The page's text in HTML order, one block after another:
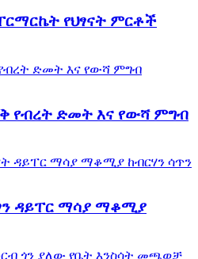
የህፃናት ምርቶች
የብረት ድመት እና የውሻ ምግብ
ዳይፐር ማሳያ ማቆሚያ